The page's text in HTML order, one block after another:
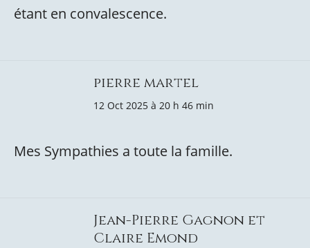
étant en convalescence.
pierre martel
12 Oct 2025 à 20 h 46 min
Mes Sympathies a toute la famille.
Jean-Pierre Gagnon et
Claire Emond